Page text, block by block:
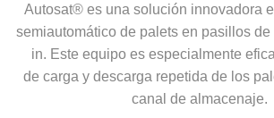
Autosat® es una solución innovadora
semiautomático de palets en pasillos
in. Este equipo es especialmente
de carga y descarga repetida de los
canal de almacenaje.